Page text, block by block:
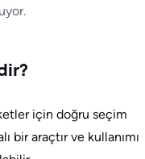
için doğru seçim
bir araçtır ve kullanımı